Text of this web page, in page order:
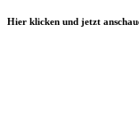
Hier klicken und jetzt